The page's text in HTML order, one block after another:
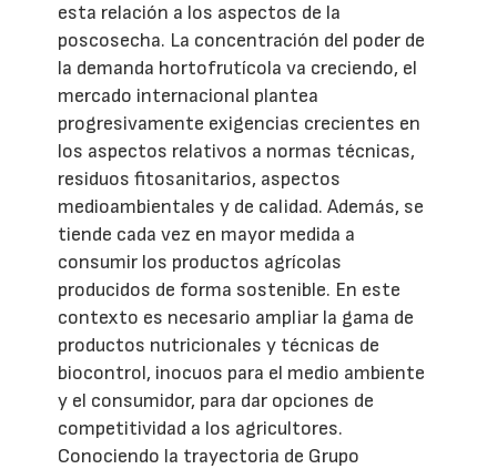
esta relación a los aspectos de la
poscosecha. La concentración del poder de
la demanda hortofrutícola va creciendo, el
mercado internacional plantea
progresivamente exigencias crecientes en
los aspectos relativos a normas técnicas,
residuos fitosanitarios, aspectos
medioambientales y de calidad. Además, se
tiende cada vez en mayor medida a
consumir los productos agrícolas
producidos de forma sostenible. En este
contexto es necesario ampliar la gama de
productos nutricionales y técnicas de
biocontrol, inocuos para el medio ambiente
y el consumidor, para dar opciones de
competitividad a los agricultores.
Conociendo la trayectoria de Grupo